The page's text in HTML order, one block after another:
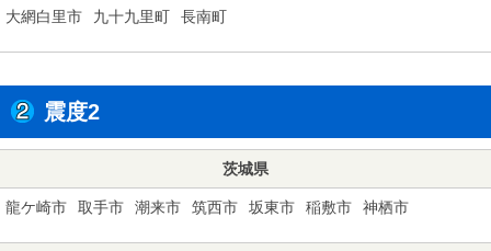
大網白里市 九十九里町 長南町
震度2
茨城県
龍ケ崎市 取手市 潮来市 筑西市 坂東市 稲敷市 神栖市